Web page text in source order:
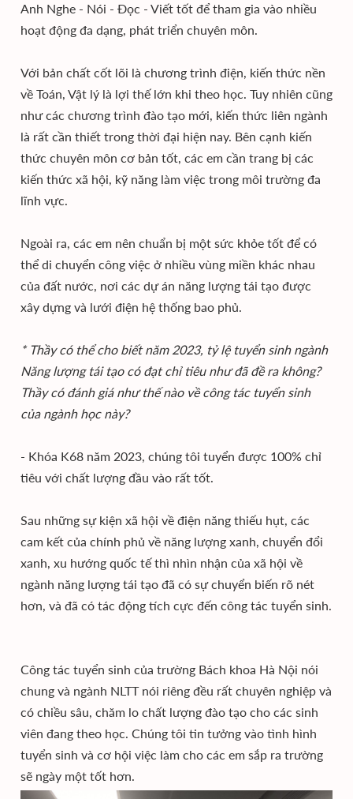
Anh Nghe - Nói - Đọc - Viết tốt để tham gia vào nhiều
hoạt động đa dạng, phát triển chuyên môn.
Với bản chất cốt lõi là chương trình điện, kiến thức nền
về Toán, Vật lý là lợi thế lớn khi theo học. Tuy nhiên cũng
như các chương trình đào tạo mới, kiến thức liên ngành
là rất cần thiết trong thời đại hiện nay. Bên cạnh kiến
thức chuyên môn cơ bản tốt, các em cần trang bị các
kiến thức xã hội, kỹ năng làm việc trong môi trường đa
lĩnh vực.
Ngoài ra, các em nên chuẩn bị một sức khỏe tốt để có
thể di chuyển công việc ở nhiều vùng miền khác nhau
của đất nước, nơi các dự án năng lượng tái tạo được
xây dựng và lưới điện hệ thống bao phủ.
* Thầy có thể cho biết năm 2023, tỷ lệ tuyển sinh ngành
Năng lượng tái tạo có đạt chỉ tiêu như đã đề ra không?
Thầy có đánh giá như thế nào về công tác tuyển sinh
của ngành học này?
- Khóa K68 năm 2023, chúng tôi tuyển được 100% chỉ
tiêu với chất lượng đầu vào rất tốt.
Sau những sự kiện xã hội về điện năng thiếu hụt, các
cam kết của chính phủ về năng lượng xanh, chuyển đổi
xanh, xu hướng quốc tế thì nhìn nhận của xã hội về
ngành năng lượng tái tạo đã có sự chuyển biến rõ nét
hơn, và đã có tác động tích cực đến công tác tuyển sinh.
Công tác tuyển sinh của trường Bách khoa Hà Nội nói
chung và ngành NLTT nói riêng đều rất chuyên nghiệp và
có chiều sâu, chăm lo chất lượng đào tạo cho các sinh
viên đang theo học. Chúng tôi tin tưởng vào tình hình
tuyển sinh và cơ hội việc làm cho các em sắp ra trường
sẽ ngày một tốt hơn.